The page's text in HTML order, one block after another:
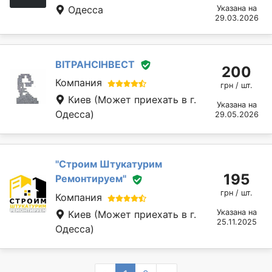
Одесса
Указана на
29.03.2026
ВІТРАНСІНВЕСТ
Компания
Киев (Может приехать в г.
Одесса)
200
грн / шт.
Указана на
29.05.2026
''Строим Штукатурим
Ремонтируем''
Компания
Киев (Может приехать в г.
Одесса)
195
грн / шт.
Указана на
25.11.2025